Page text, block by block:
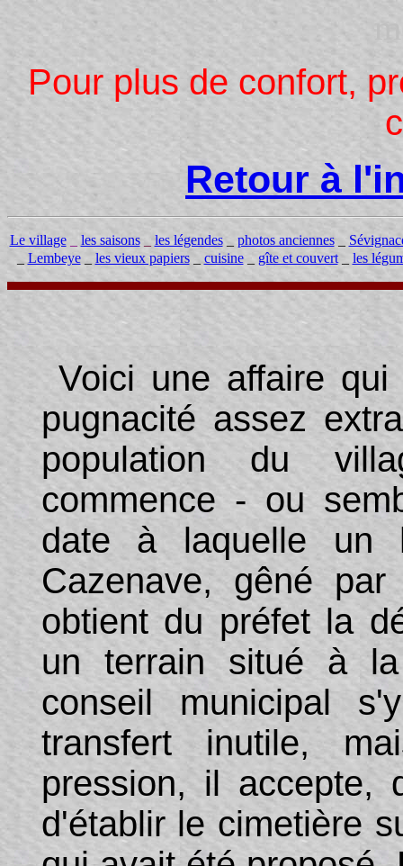
Pour plus de confort,
Retour à
Le village_ les saisons_ les légendes_ photos anciennes_
Lembeye_ les vieux papiers_ cuisine_ gîte et couvert_ les
Voici une affaire
pugnacité assez
population du
commence - ou
date à laquelle un
Cazenave, gêné
obtient du préfet la
un terrain situé à
conseil municipal
transfert inutile,
pression, il accepte,
d'établir le cimetière